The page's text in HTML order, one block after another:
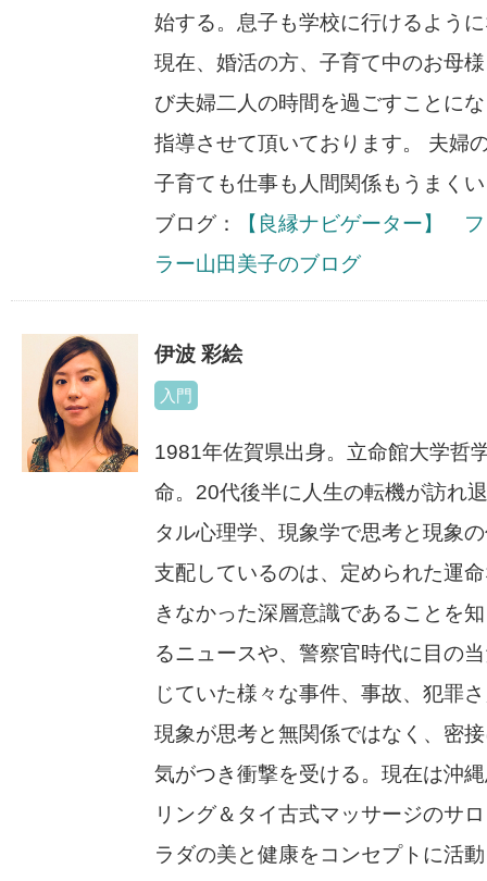
始する。息子も学校に行けるよう
現在、婚活の方、子育て中のお母
び夫婦二人の時間を過ごすことに
指導させて頂いております。 夫婦
子育ても仕事も人間関係もうまく
ブログ：
【良縁ナビゲーター】
ラー山田美子のブログ
伊波 彩絵
入門
1981年佐賀県出身。立命館大学哲
命。20代後半に人生の転機が訪れ
タル心理学、現象学で思考と現象
支配しているのは、定められた運
きなかった深層意識であることを
るニュースや、警察官時代に目の
じていた様々な事件、事故、犯罪
現象が思考と無関係ではなく、密
気がつき衝撃を受ける。現在は沖
リング＆タイ古式マッサージのサ
ラダの美と健康をコンセプトに活